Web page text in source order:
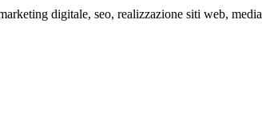
digitale, seo, realizzazione siti web,